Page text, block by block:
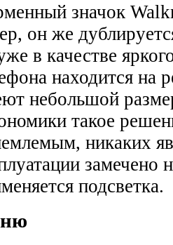
значок
он же
в качестве
находится на
небольшой
такое
никаких
замечено
подсветка.